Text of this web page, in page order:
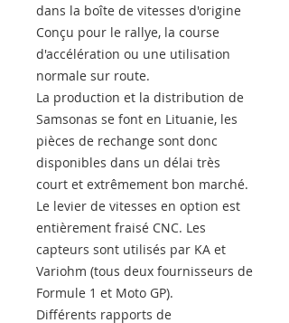
dans la boîte de vitesses d'origine
Conçu pour le rallye, la course
d'accélération ou une utilisation
normale sur route.
La production et la distribution de
Samsonas se font en Lituanie, les
pièces de rechange sont donc
disponibles dans un délai très
court et extrêmement bon marché.
Le levier de vitesses en option est
entièrement fraisé CNC. Les
capteurs sont utilisés par KA et
Variohm (tous deux fournisseurs de
Formule 1 et Moto GP).
Différents rapports de